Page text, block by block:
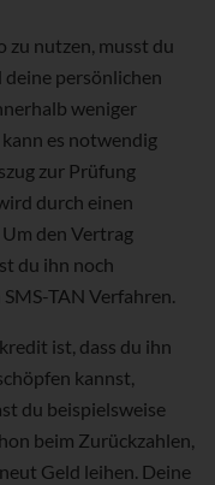
zu nutzen, musst du
persönlichen
weniger
es notwendig
zur Prüfung
durch einen
den Vertrag
du ihn noch
TAN Verfahren.
ist, dass du ihn
kannst,
du beispielsweise
beim Zurückzahlen,
Geld leihen. Deine